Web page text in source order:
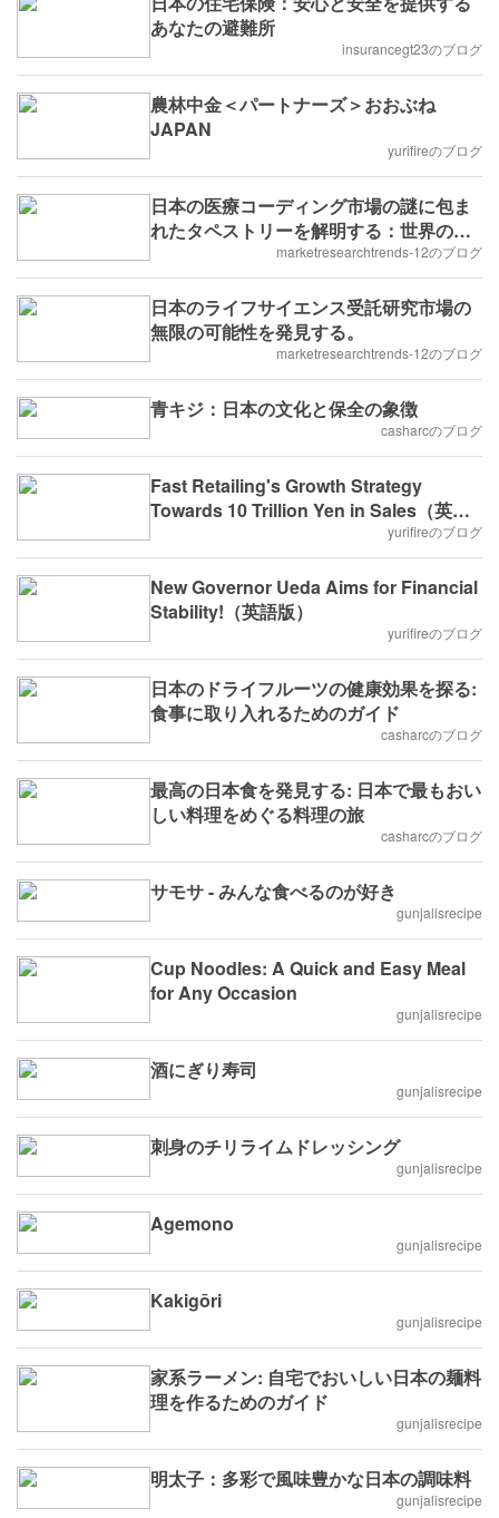
あなたの避難所
insurancegt23のブログ
農林中金＜パートナーズ＞おおぶね
JAPAN
yurifireのブログ
日本の医療コーディング市場の謎に包ま
れたタペストリーを解明する：世界のヘ
ルスケア産業におけるライジングスター
marketresearchtrends-12のブログ
日本のライフサイエンス受託研究市場の
無限の可能性を発見する。
marketresearchtrends-12のブログ
青キジ：日本の文化と保全の象徴
casharcのブログ
Fast Retailing's Growth Strategy
Towards 10 Trillion Yen in Sales（英語
yurifireのブログ
New Governor Ueda Aims for Financial
Stability!（英語版）
yurifireのブログ
日本のドライフルーツの健康効果を探る:
食事に取り入れるためのガイド
casharcのブログ
最高の日本食を発見する: 日本で最もおい
しい料理をめぐる料理の旅
casharcのブログ
サモサ - みんな食べるのが好き
gunjalisrecipe
Cup Noodles: A Quick and Easy Meal
for Any Occasion
gunjalisrecipe
酒にぎり寿司
gunjalisrecipe
刺身のチリライムドレッシング
gunjalisrecipe
Agemono
gunjalisrecipe
Kakigōri
gunjalisrecipe
家系ラーメン: 自宅でおいしい日本の麺料
理を作るためのガイド
gunjalisrecipe
明太子：多彩で風味豊かな日本の調味料
gunjalisrecipe